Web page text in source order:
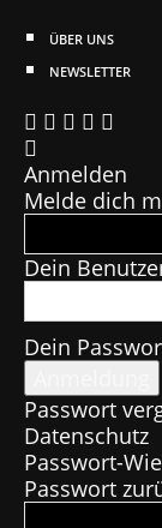
ÜBER UNS
NEWSLETTER
Anmelden
Melde dich
Dein
Dein
Passwort
Datenschutz
Passwort-
Passwort